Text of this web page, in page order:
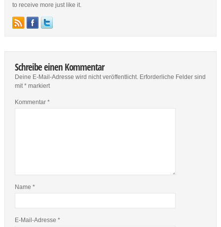
to receive more just like it.
Schreibe einen Kommentar
Deine E-Mail-Adresse wird nicht veröffentlicht. Erforderliche Felder sind
mit*markiert
Kommentar *
Name *
E-Mail-Adresse *